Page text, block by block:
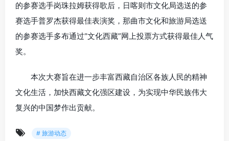
的参赛选手岗珠拉姆获得歌后，日喀则市文化局选送的参
赛选手普罗杰获得最佳表演奖，那曲市文化和旅游局选送
的参赛选手多布通过“文化西藏”网上投票方式获得最佳人气
奖。
本次大赛旨在进一步丰富西藏自治区各族人民的精神
文化生活，加快西藏文化强区建设，为实现中华民族伟大
复兴的中国梦作出贡献。
# 旅游动态